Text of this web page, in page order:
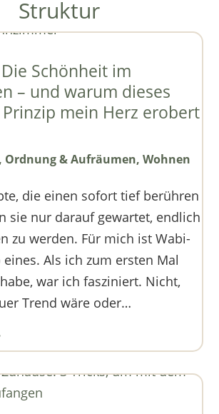
Struktur
Schönheit im
– und warum dieses
mein Herz erobert
, Ordnung & Aufräumen,Wohnen
die einen sofort tief berühren
sie nur darauf gewartet, endlich
zu werden. Für mich ist Wabi-
eines. Als ich zum ersten Mal
war ich fasziniert. Nicht,
Trend wäre oder…